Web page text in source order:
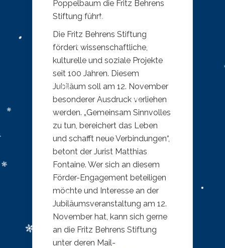
Poppelbaum die Fritz Behrens
Stiftung führt.
Die Fritz Behrens Stiftung
fördert wissenschaftliche,
kulturelle und soziale Projekte
seit 100 Jahren. Diesem
Jubiläum soll am 12. November
besonderer Ausdruck verliehen
werden. „Gemeinsam Sinnvolles
zu tun, bereichert das Leben
und schafft neue Verbindungen“,
betont der Jurist Matthias
Fontaine. Wer sich an diesem
Förder-Engagement beteiligen
möchte und Interesse an der
Jubiläumsveranstaltung am 12.
November hat, kann sich gerne
an die Fritz Behrens Stiftung
unter deren Mail-